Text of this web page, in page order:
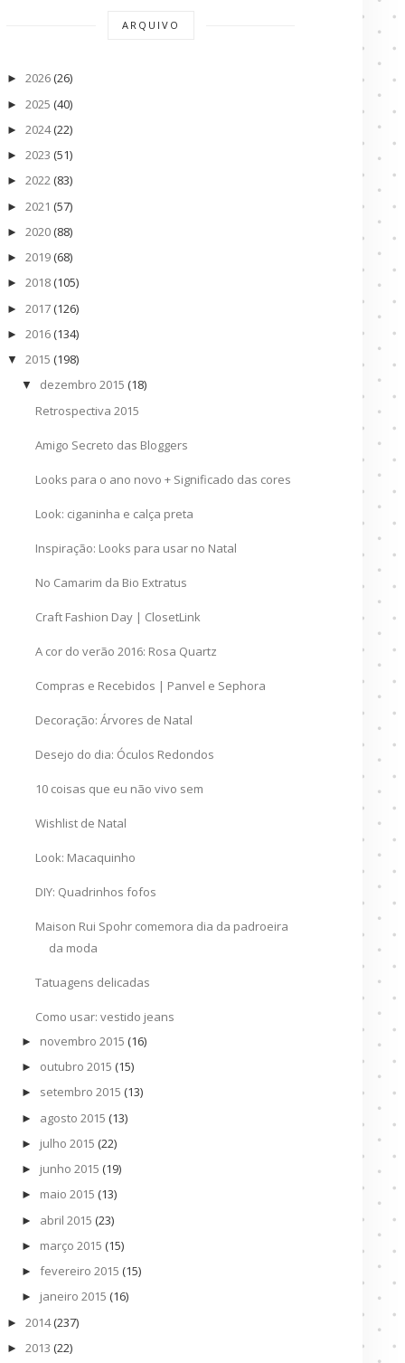
ARQUIVO
► 2026 (26)
► 2025 (40)
► 2024 (22)
► 2023 (51)
► 2022 (83)
► 2021 (57)
► 2020 (88)
► 2019 (68)
► 2018 (105)
► 2017 (126)
► 2016 (134)
▼ 2015 (198)
▼ dezembro 2015 (18)
Retrospectiva 2015
Amigo Secreto das Bloggers
Looks para o ano novo + Significado das cores
Look: ciganinha e calça preta
Inspiração: Looks para usar no Natal
No Camarim da Bio Extratus
Craft Fashion Day | ClosetLink
A cor do verão 2016: Rosa Quartz
Compras e Recebidos | Panvel e Sephora
Decoração: Árvores de Natal
Desejo do dia: Óculos Redondos
10 coisas que eu não vivo sem
Wishlist de Natal
Look: Macaquinho
DIY: Quadrinhos fofos
Maison Rui Spohr comemora dia da padroeira
da moda
Tatuagens delicadas
Como usar: vestido jeans
► novembro 2015 (16)
► outubro 2015 (15)
► setembro 2015 (13)
► agosto 2015 (13)
► julho 2015 (22)
► junho 2015 (19)
► maio 2015 (13)
► abril 2015 (23)
► março 2015 (15)
► fevereiro 2015 (15)
► janeiro 2015 (16)
► 2014 (237)
► 2013 (22)